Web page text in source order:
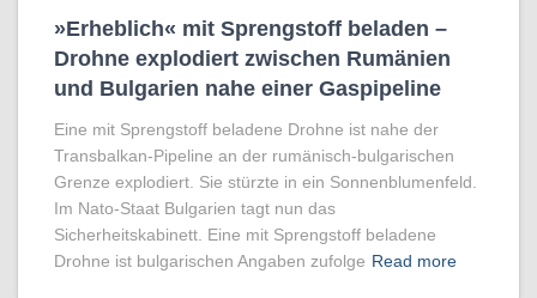
»Erheblich« mit Sprengstoff beladen –
Drohne explodiert zwischen Rumänien
und Bulgarien nahe einer Gaspipeline
Eine mit Sprengstoff beladene Drohne ist nahe der
Transbalkan-Pipeline an der rumänisch-bulgarischen
Grenze explodiert. Sie stürzte in ein Sonnenblumenfeld.
Im Nato-Staat Bulgarien tagt nun das
Sicherheitskabinett. Eine mit Sprengstoff beladene
Drohne ist bulgarischen Angaben zufolge Read more